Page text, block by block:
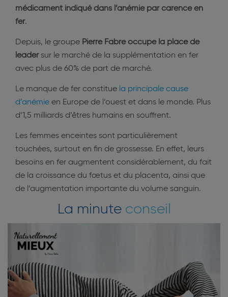
médicament indiqué dans l’anémie par carence en
fer.
Depuis, le groupe Pierre Fabre occupe la place de
leadersur le marché de la supplémentation en fer
avec plus de 60% de part de marché.
Le manque de fer constitue la principale cause
d’anémie en Europe de l’ouest et dans le monde. Plus
d’1,5 milliards d’êtres humains en souffrent.
Les femmes enceintes sont particulièrement
touchées, surtout en fin de grossesse. En effet, leurs
besoins en fer augmentent considérablement, du fait
de la croissance du fœtus et du placenta, ainsi que
de l’augmentation importante du volume sanguin.
La minute conseil